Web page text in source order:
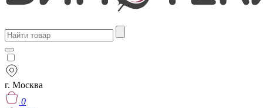
г. Москва
0